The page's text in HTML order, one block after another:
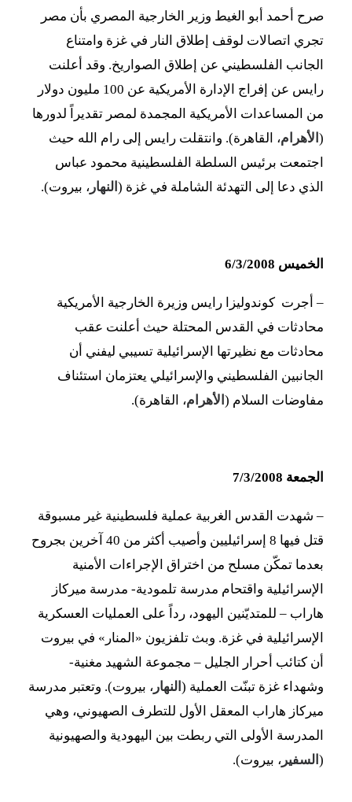
صرح أحمد أبو الغيط وزير الخارجية المصري بأن مصر
تجري اتصالات لوقف إطلاق النار في غزة وامتناع
الجانب الفلسطيني عن إطلاق الصواريخ. وقد أعلنت
رايس عن إفراج الإدارة الأمريكية عن 100 مليون دولار
من المساعدات الأمريكية المجمدة لمصر تقديراً لدورها
( الأهرام، القاهرة). وانتقلت رايس إلى رام الله حيث
اجتمعت برئيس السلطة الفلسطينية محمود عباس
الذي دعا إلى التهدئة الشاملة في غزة ( النهار ، بيروت).
الخميس 6/3/2008
– أجرت كوندوليزا رايس وزيرة الخارجية الأمريكية
محادثات في القدس المحتلة حيث أعلنت عقب
محادثات مع نظيرتها الإسرائيلية تسيبي ليفني أن
الجانبين الفلسطيني والإسرائيلي يعتزمان استئناف
مفاوضات السلام ( الأهرام، القاهرة).
الجمعة 7/3/2008
– شهدت القدس الغربية عملية فلسطينية غير مسبوقة
قتل فيها 8 إسرائيليين وأصيب أكثر من 40 آخرين بجروح
بعدما تمكّن مسلح من اختراق الإجراءات الأمنية
الإسرائيلية واقتحام مدرسة تلمودية- مدرسة ميركاز
هاراب – للمتديّنين اليهود، رداً على العمليات العسكرية
الإسرائيلية في غزة. وبث تلفزيون «المنار» في بيروت
أن كتائب أحرار الجليل – مجموعة الشهيد مغنية-
وشهداء غزة تبنّت العملية ( النهار ، بيروت). وتعتبر مدرسة
ميركاز هاراب المعقل الأول للتطرف الصهيوني، وهي
المدرسة الأولى التي ربطت بين اليهودية والصهيونية
( السفير ، بيروت).